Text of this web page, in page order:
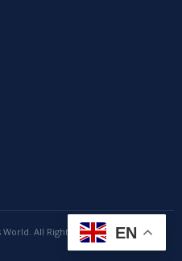
All Rights Reserved. EN